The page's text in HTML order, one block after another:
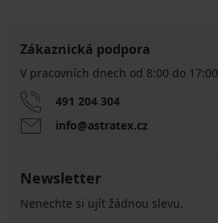
Zákaznická podpora
V pracovních dnech od 8:00 do 17:00
491 204 304
info@astratex.cz
Newsletter
Nenechte si ujít žádnou slevu.